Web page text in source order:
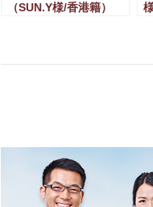
（SUN.Y様/香港籍）